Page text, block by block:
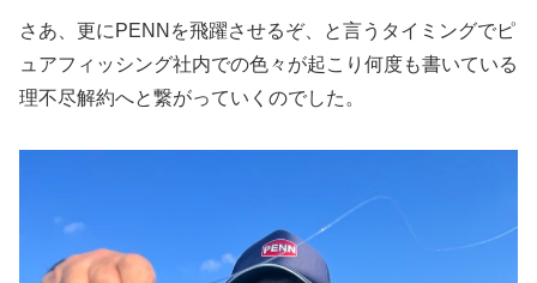
さあ、更にPENNを飛躍させるぞ、と言うタイミングでピ
ュアフィッシング社内での色々が起こり何度も書いている
理不尽解約へと繋がっていくのでした。